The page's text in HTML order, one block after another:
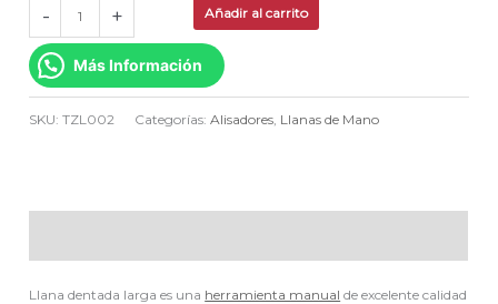
- + Añadir al carrito
Más Información
SKU:TZL002 Categorías:Alisadores Llanas de Mano
Llana dentada larga es una herramienta manual de excelente calidad